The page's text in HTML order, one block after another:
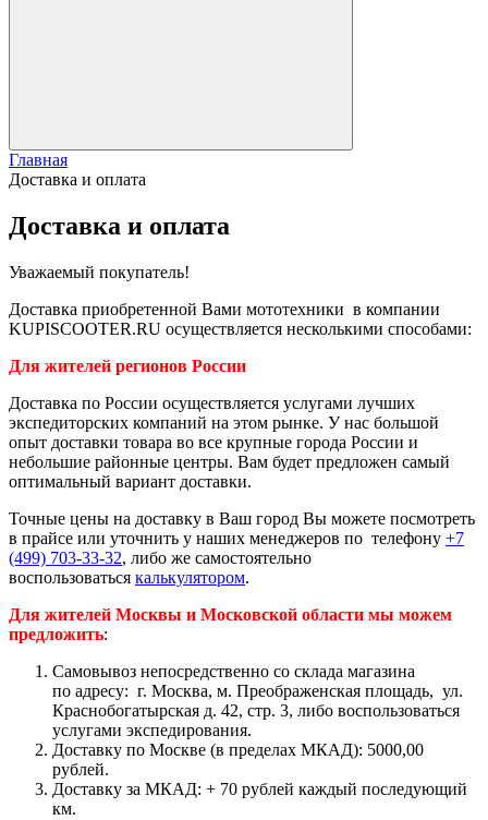
Главная
Доставка и оплата
Доставка и оплата
Уважаемый покупатель!
Доставка приобретенной Вами мототехники в компании
KUPISCOOTER.RU осуществляется несколькими способами:
Для жителей регионов России
Доставка по России осуществляется услугами лучших
экспедиторских компаний на этом рынке. У нас большой
опыт доставки товара во все крупные города России и
небольшие районные центры. Вам будет предложен самый
оптимальный вариант доставки.
Точные цены на доставку в Ваш город Вы можете посмотреть
в прайсе или уточнить у наших менеджеров по телефону +7
(499) 703-33-32, либо же самостоятельно
воспользоваться калькулятором.
Для жителей Москвы и Московской области мы можем
предложить:
Самовывоз непосредственно со склада магазина
по адресу: г. Москва, м. Преображенская площадь, ул.
Краснобогатырская д. 42, стр. 3, либо воспользоваться
услугами экспедирования.
Доставку по Москве (в пределах МКАД): 5000,00
рублей.
Доставку за МКАД: + 70 рублей каждый последующий
км.